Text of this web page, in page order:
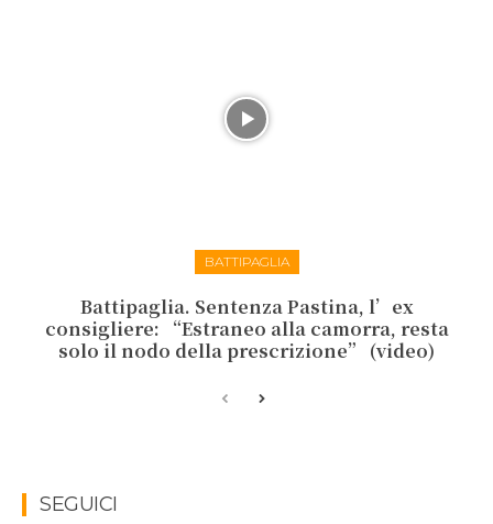
BATTIPAGLIA
Battipaglia. Sentenza Pastina, l’ex
consigliere: “Estraneo alla camorra, resta
solo il nodo della prescrizione” (video)
SEGUICI